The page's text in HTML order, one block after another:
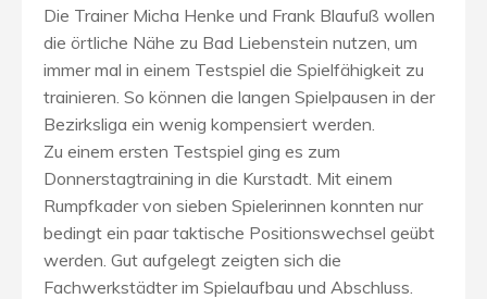
Die Trainer Micha Henke und Frank Blaufuß wollen
die örtliche Nähe zu Bad Liebenstein nutzen, um
immer mal in einem Testspiel die Spielfähigkeit zu
trainieren. So können die langen Spielpausen in der
Bezirksliga ein wenig kompensiert werden.
Zu einem ersten Testspiel ging es zum
Donnerstagtraining in die Kurstadt. Mit einem
Rumpfkader von sieben Spielerinnen konnten nur
bedingt ein paar taktische Positionswechsel geübt
werden. Gut aufgelegt zeigten sich die
Fachwerkstädter im Spielaufbau und Abschluss.